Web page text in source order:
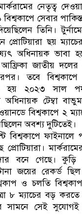
নেতৃত্ব
সেবার
তিনি।
প্রোটিয়ারা ছয়
অধিনায়ক ভাবা
জাতীয় দলের
তবে
হয় ২০২৩ সাল
টেম্বা
বিশ্বকাপে ২
অবশ্য দুটিতেই।
বিশ্বকাপে ফাইনালে
বনে গেছে। কুড়ি
জয়ের রেকর্ড ছিল
ও চলতি
৮ ম্যাচের বড় করতে
সামনে সেই সুযোগই